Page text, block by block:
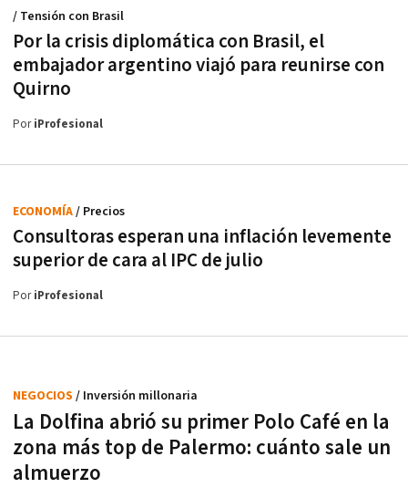
Por la crisis diplomática con Brasil, el
embajador argentino viajó para reunirse con
Quirno
/ Tensión con Brasil
PoriProfesional
Consultoras esperan una inflación levemente
superior de cara al IPC de julio
ECONOMÍA/ Precios
PoriProfesional
La Dolfina abrió su primer Polo Café en la
zona más top de Palermo: cuánto sale un
almuerzo
NEGOCIOS / Inversión millonaria